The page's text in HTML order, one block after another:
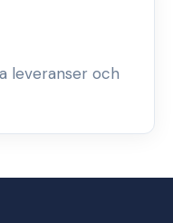
leveranser och